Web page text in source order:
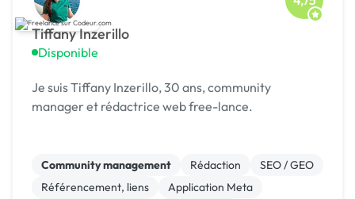
Tiffany Inzerillo
Disponible
Je suis Tiffany Inzerillo, 30 ans, community
manager et rédactrice web free-lance.
Community management Rédaction
SEO / GEO
Référencement, liens
Application Meta